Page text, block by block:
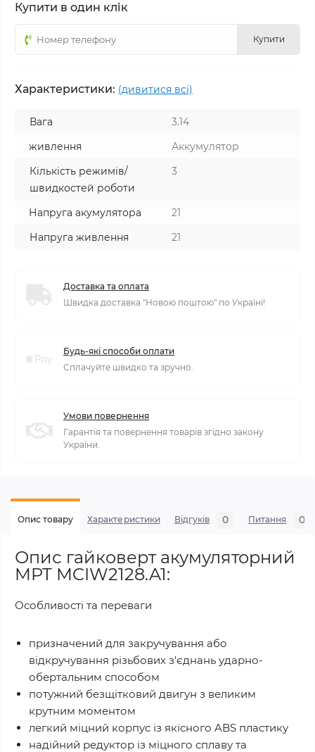
Купити в один клік
Купити
Характеристики: (дивитися всі)
Вага
3.14
живлення
Аккумулятор
Кількість режимів/
швидкостей роботи
3
Напруга акумулятора
21
Напруга живлення
21
Доставка та оплата
Швидка доставка "Новою поштою" по Україні!
Будь-які способи оплати
Сплачуйте швидко та зручно.
Умови повернення
Гарантія та повернення товарів згідно закону
України.
Опис товару Характеристики Відгуків 0 Питання 0
Опис гайковерт акумуляторний
MPT MCIW2128.A1:
Особливості та переваги
призначений для закручування або
відкручування різьбових з'єднань ударно-
обертальним способом
потужний безщітковий двигун з великим
крутним моментом
легкий міцний корпус із якісного ABS пластику
надійний редуктор із міцного сплаву та